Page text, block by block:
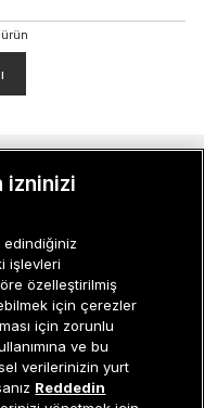
ürün
izninizi
işlevleri
özelleştirilmiş
için çerezler
için zorunlu
ve bu
verilerinizin yurt
Reddedin